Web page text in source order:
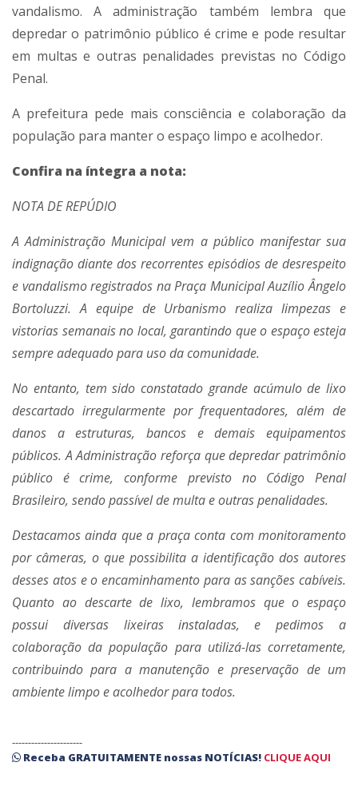
vandalismo. A administração também lembra que
depredar o patrimônio público é crime e pode resultar
em multas e outras penalidades previstas no Código
Penal.
A prefeitura pede mais consciência e colaboração da
população para manter o espaço limpo e acolhedor.
Confira na íntegra a nota:
NOTA DE REPÚDIO
A Administração Municipal vem a público manifestar sua
indignação diante dos recorrentes episódios de desrespeito
e vandalismo registrados na Praça Municipal Auzílio Ângelo
Bortoluzzi. A equipe de Urbanismo realiza limpezas e
vistorias semanais no local, garantindo que o espaço esteja
sempre adequado para uso da comunidade.
No entanto, tem sido constatado grande acúmulo de lixo
descartado irregularmente por frequentadores, além de
danos a estruturas, bancos e demais equipamentos
públicos. A Administração reforça que depredar patrimônio
público é crime, conforme previsto no Código Penal
Brasileiro, sendo passível de multa e outras penalidades.
Destacamos ainda que a praça conta com monitoramento
por câmeras, o que possibilita a identificação dos autores
desses atos e o encaminhamento para as sanções cabíveis.
Quanto ao descarte de lixo, lembramos que o espaço
possui diversas lixeiras instaladas, e pedimos a
colaboração da população para utilizá-las corretamente,
contribuindo para a manutenção e preservação de um
ambiente limpo e acolhedor para todos.
----------------------
Receba GRATUITAMENTE nossas NOTÍCIAS! CLIQUE AQUI